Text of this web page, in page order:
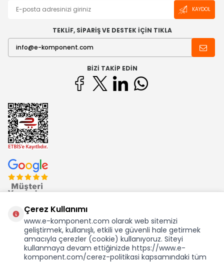
KAYDOL
TEKLİF, SİPARİŞ VE DESTEK İÇİN TIKLA
BIZI TAKIP EDIN
Ekom Elk. Elektronik San. ve Tic. A.Ş.'nin Tescilli Bir Markasıdır
Çerez Kullanımı
www.e-komponent.com olarak web sitemizi
geliştirmek, kullanışlı, etkili ve güvenli hale getirmek
amacıyla çerezler (cookie) kullanıyoruz. Siteyi
kullanmaya devam ettiğinizde https://www.e-
komponent.com/cerez-politikasi kapsamındaki tüm